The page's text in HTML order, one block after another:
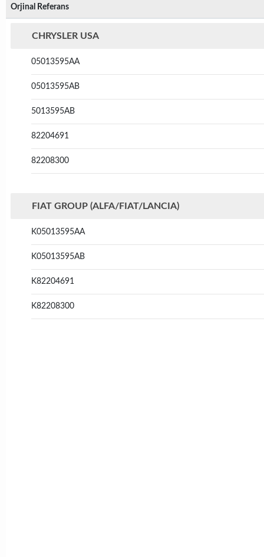
Orjinal Referans
CHRYSLER USA
05013595AA
05013595AB
5013595AB
82204691
82208300
FIAT GROUP (ALFA/FIAT/LANCIA)
K05013595AA
K05013595AB
K82204691
K82208300